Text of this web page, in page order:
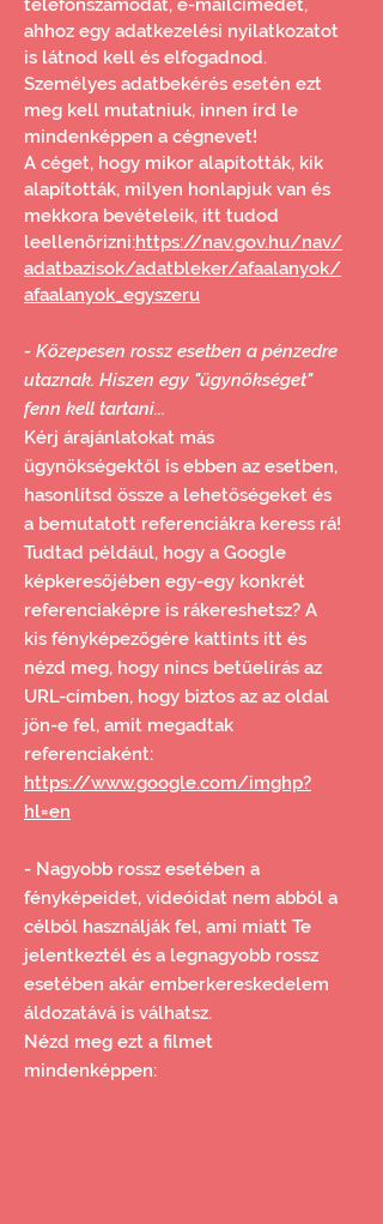
telefonszámodat, e-mailcímedet,
ahhoz egy adatkezelési nyilatkozatot
is látnod kell és elfogadnod.
Személyes adatbekérés esetén ezt
meg kell mutatniuk, innen írd le
mindenképpen a cégnevet!
A céget, hogy mikor alapították, kik
alapították, milyen honlapjuk van és
mekkora bevételeik, itt tudod
leellenőrizni:https://nav.gov.hu/nav/
adatbazisok/adatbleker/afaalanyok/
afaalanyok_egyszeru
- Közepesen rossz esetben a pénzedre
utaznak. Hiszen egy "ügynökséget"
fenn kell tartani...
Kérj árajánlatokat más
ügynökségektől is ebben az esetben,
hasonlítsd össze a lehetőségeket és
a bemutatott referenciákra keress rá!
Tudtad például, hogy a Google
képkeresőjében egy-egy konkrét
referenciaképre is rákereshetsz? A
kis fényképezőgére kattints itt és
nézd meg, hogy nincs betűelírás az
URL-címben, hogy biztos az az oldal
jön-e fel, amit megadtak
referenciaként:
https://www.google.com/imghp?
hl=en
- Nagyobb rossz esetében a
fényképeidet, videóidat nem abból a
célból használják fel, ami miatt Te
jelentkeztél és a legnagyobb rossz
esetében akár emberkereskedelem
áldozatává is válhatsz.
Nézd meg ezt a filmet
mindenképpen: